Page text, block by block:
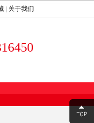
关于我们
|